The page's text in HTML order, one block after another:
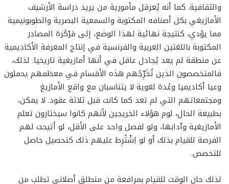
والثقافية. كما أنه يُعرقل مأمورية من يريد دراسة الأرشيف
الأمازيغي بكل أصنافه المكتوبة والسمعية البصرية والطوبونيمية
مما يؤدي، كنتيجة نهائية لهذا الوضع، إلى مَرْكَزة المصادر
المكتوبة باللغتين العربية والفرنسية في إنتاج المعرفة الأكاديمية
عن منطقة لم يعد يُجادل عاقل في أنها أمازيغية تاريخيا. لذلك،
فالمتخصصون الذين تُخَرِّجُهم هذه الأقسام في معظمهم يحملون
وعيا أكاديميا وعُدة لغوية لا يتناسبان مع واقع الأمازيغ
ومجتمعاتهم التي لم تعد كما كانت قبل ثلاثة عقود. لا يمكن،
بطبيعة الحال، لوم هؤلاء الخريجين لأنهم كانوا سيختارون تعلم
الأمازيغية وآدابها، ولو لفصل واحد على الأقل، لو أتيحت لهم
الفرصة للقيام بذلك أو لو اِشْتُرِط عليهم ذلك كتحصيل حاصل
للتخصص.
لذلك حان الوقت للقيام بمرافعة من منطلق أصلاني تطلب من